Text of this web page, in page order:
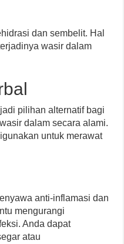
dan sembelit. Hal
wasir dalam
pilihan alternatif bagi
dalam secara alami.
untuk merawat
anti-inflamasi dan
mengurangi
Anda dapat
atau